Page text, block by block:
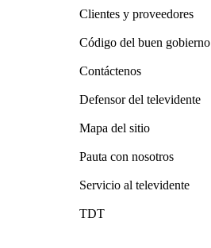
Clientes y proveedores
Código del buen gobierno
Contáctenos
Defensor del televidente
Mapa del sitio
Pauta con nosotros
Servicio al televidente
TDT